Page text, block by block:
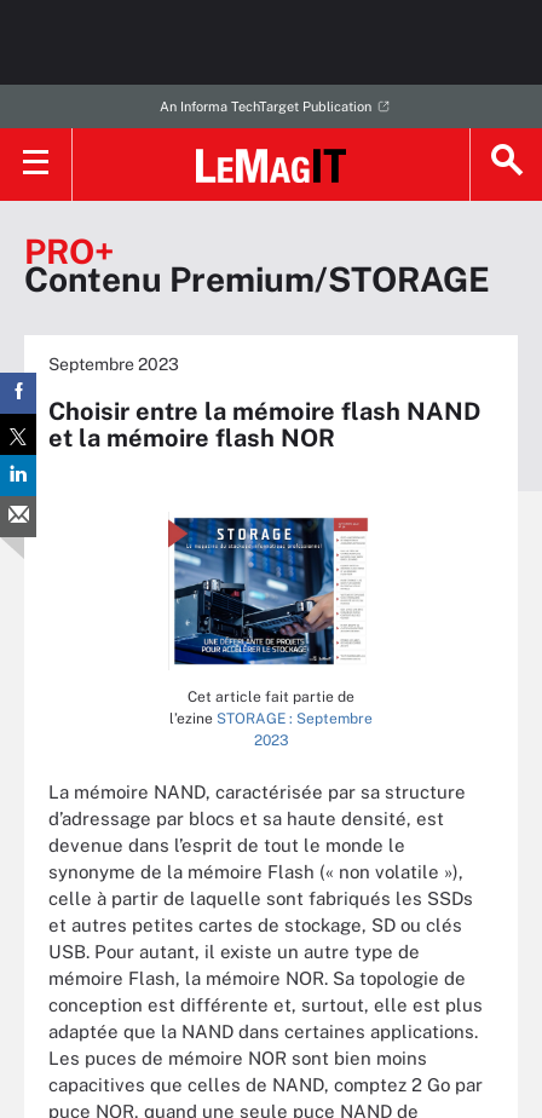
An Informa TechTarget Publication
PRO+
Contenu Premium/STORAGE
Septembre 2023
Choisir entre la mémoire flash NAND
et la mémoire flash NOR
Cet article fait partie de
l’ezine STORAGE : Septembre
2023
La mémoire NAND, caractérisée par sa structure
d’adressage par blocs et sa haute densité, est
devenue dans l’esprit de tout le monde le
synonyme de la mémoire Flash (« non volatile »),
celle à partir de laquelle sont fabriqués les SSDs
et autres petites cartes de stockage, SD ou clés
USB. Pour autant, il existe un autre type de
mémoire Flash, la mémoire NOR. Sa topologie de
conception est différente et, surtout, elle est plus
adaptée que la NAND dans certaines applications.
Les puces de mémoire NOR sont bien moins
capacitives que celles de NAND, comptez 2 Go par
puce NOR, quand une seule puce NAND de